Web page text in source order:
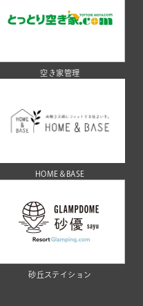
空き家管理
HOME＆BASE
砂丘ステイション